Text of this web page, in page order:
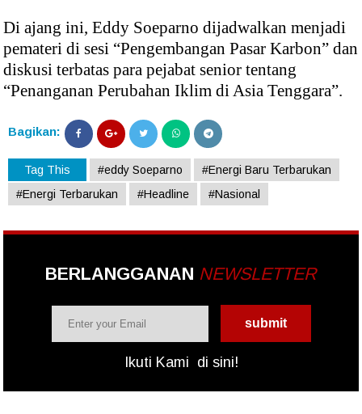
Di ajang ini, Eddy Soeparno dijadwalkan menjadi
pemateri di sesi “Pengembangan Pasar Karbon” dan
diskusi terbatas para pejabat senior tentang
“Penanganan Perubahan Iklim di Asia Tenggara”.
Bagikan:
Tag This #eddy Soeparno
#Energi Baru Terbarukan
#Energi Terbarukan
#Headline #Nasional
BERLANGGANAN NEWSLETTER
Ikuti Kami di sini!